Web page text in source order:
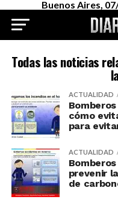
Buenos Aires,
Todas las noticias
ACTUALIDAD
cómo
para
ACTUALIDAD
prevenir
de